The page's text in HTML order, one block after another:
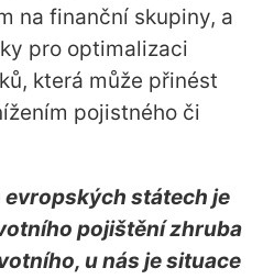
na finanční skupiny, a
pro optimalizaci
která může přinést
pojistného či
státech je
pojištění zhruba
u nás je situace